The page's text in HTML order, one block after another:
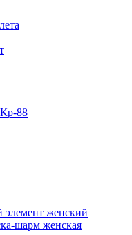
88
элемент женcкий
шарм женская